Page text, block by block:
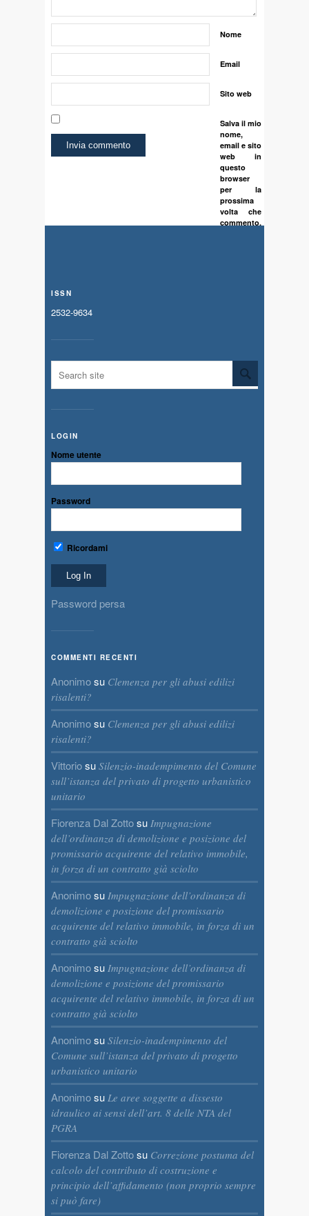
Nome
Email
Sito web
Salva il mio
nome,
email e sito
web in
questo
browser
per la
prossima
volta che
commento.
ISSN
2532-9634
LOGIN
Nome utente
Password
Ricordami
Password persa
COMMENTI RECENTI
Anonimosu Clemenza per gli abusi edilizi
risalenti?
Anonimosu Clemenza per gli abusi edilizi
risalenti?
Vittoriosu Silenzio-inadempimento del Comune
sull’istanza del privato di progetto urbanistico
unitario
Fiorenza Dal Zottosu Impugnazione
dell’ordinanza di demolizione e posizione del
promissario acquirente del relativo immobile,
in forza di un contratto già sciolto
Anonimosu Impugnazione dell’ordinanza di
demolizione e posizione del promissario
acquirente del relativo immobile, in forza di un
contratto già sciolto
Anonimosu Impugnazione dell’ordinanza di
demolizione e posizione del promissario
acquirente del relativo immobile, in forza di un
contratto già sciolto
Anonimosu Silenzio-inadempimento del
Comune sull’istanza del privato di progetto
urbanistico unitario
Anonimosu Le aree soggette a dissesto
idraulico ai sensi dell’art. 8 delle NTA del
PGRA
Fiorenza Dal Zottosu Correzione postuma del
calcolo del contributo di costruzione e
principio dell’affidamento (non proprio sempre
si può fare)